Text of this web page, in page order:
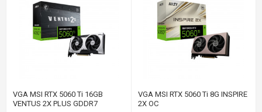
VGA MSI RTX 5060 Ti 16GB
VENTUS 2X PLUS GDDR7
VGA MSI RTX 5060 Ti 8G INSPIRE
2X OC